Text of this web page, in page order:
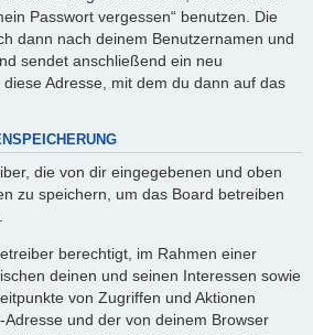
Passwort vergessen“ benutzen. Die
dann nach deinem Benutzernamen und
sendet anschließend ein neu
Adresse, mit dem du dann auf das
die von dir eingegebenen und oben
zu speichern, um das Board betreiben
berechtigt, im Rahmen einer
deinen und seinen Interessen sowie
von Zugriffen und Aktionen
und der von deinem Browser